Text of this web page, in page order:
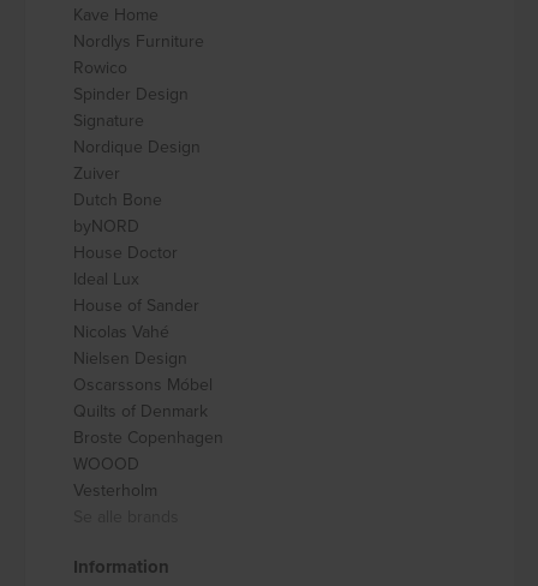
Kave Home
Nordlys Furniture
Rowico
Spinder Design
Signature
Nordique Design
Zuiver
Dutch Bone
byNORD
House Doctor
Ideal Lux
House of Sander
Nicolas Vahé
Nielsen Design
Oscarssons Móbel
Quilts of Denmark
Broste Copenhagen
WOOOD
Vesterholm
Information